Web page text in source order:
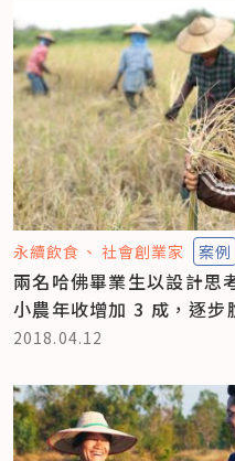
永續飲食 社會創業家 案例
兩名哈佛畢業生以設計思
小農年收增加 3 成，逐步
2018.04.12